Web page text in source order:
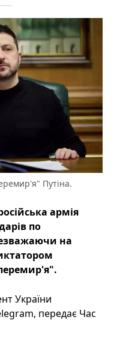
Путіна.
армія
по
на
України
передає Час